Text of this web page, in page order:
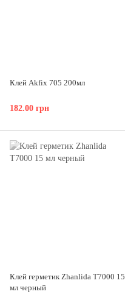
Клей Akfix 705 200мл
182.00 грн
Клей герметик Zhanlida T7000 15
мл черный